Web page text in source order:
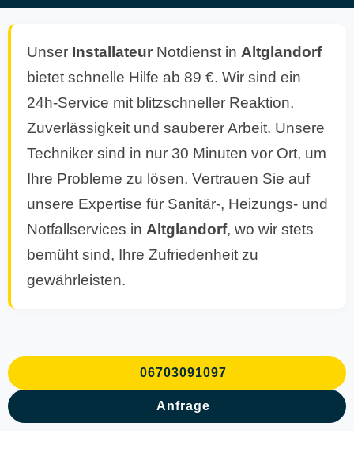
Unser Installateur Notdienst in Altglandorf
bietet schnelle Hilfe ab 89 €. Wir sind ein
24h-Service mit blitzschneller Reaktion,
Zuverlässigkeit und sauberer Arbeit. Unsere
Techniker sind in nur 30 Minuten vor Ort, um
Ihre Probleme zu lösen. Vertrauen Sie auf
unsere Expertise für Sanitär-, Heizungs- und
Notfallservices in Altglandorf, wo wir stets
bemüht sind, Ihre Zufriedenheit zu
gewährleisten.
06703091097
Anfrage